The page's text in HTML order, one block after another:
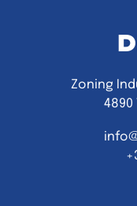
Zoning
4890